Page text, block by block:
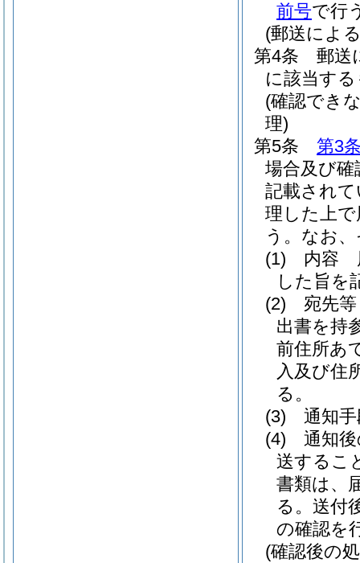
前号で行
(郵送によ
第4条
郵送
に該当す
(確認でき
理)
第5条
第3
場合及び
記載され
理した上
う。 なお
(1)
内容
した旨を
(2)
宛先
出書を持
前住所あ
入及び住
る。
(3)
通知
(4)
通知
送するこ
書類は、
る。 送付
の確認を
(確認後の